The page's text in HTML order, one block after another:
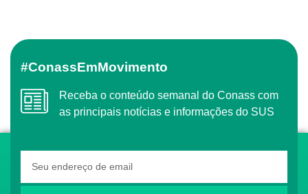
#ConassEmMovimento
Receba o conteúdo semanal do Conass com
as principais notícias e informações do SUS